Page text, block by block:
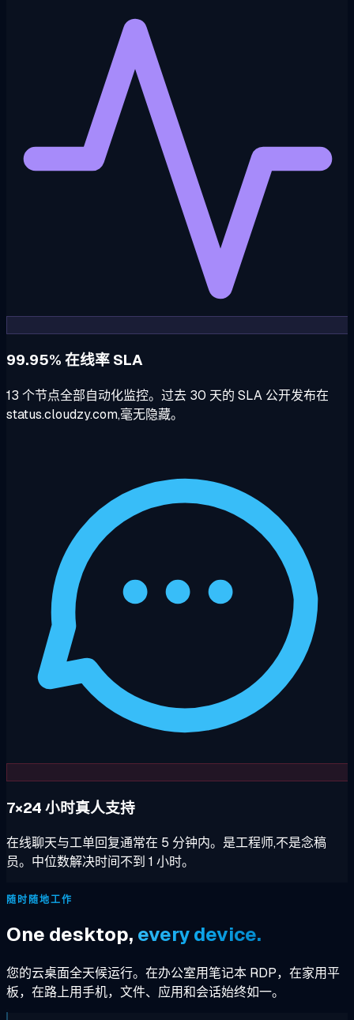
99.95% 在线率 SLA
13 个节点全部自动化监控。过去 30 天的 SLA 公开发布在
status.cloudzy.com,毫无隐藏。
7×24 小时真人支持
在线聊天与工单回复通常在 5 分钟内。是工程师,不是念稿
员。中位数解决时间不到 1 小时。
随时随地工作
One desktop, every device.
您的云桌面全天候运行。在办公室用笔记本 RDP，在家用平
板，在路上用手机，文件、应用和会话始终如一。